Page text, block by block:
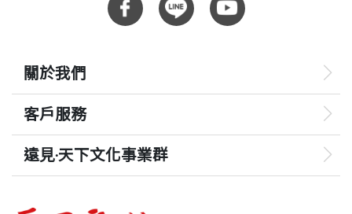
關於我們
客戶服務
遠見‧天下文化事業群